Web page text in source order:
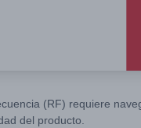
(RF) requiere
del producto.